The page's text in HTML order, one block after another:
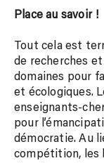
Place au savoir !
Tout cela est
de recherches
domaines pour
et écologiques.
enseignants-
pour
démocratie. Au
compétition, les